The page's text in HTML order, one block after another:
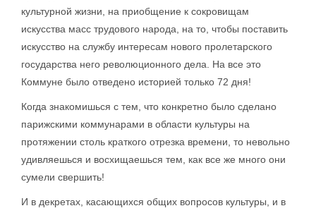
культурной жизни, на приобщение к сокровищам
искусства масс трудового народа, на то, чтобы поставить
искусство на службу интересам нового пролетарского
государства него революционного дела. На все это
Коммуне было отведено историей только 72 дня!
Когда знакомишься с тем, что конкретно было сделано
парижскими коммунарами в области культуры на
протяжении столь краткого отрезка времени, то невольно
удивляешься и восхищаешься тем, как все же много они
сумели свершить!
И в декретах, касающихся общих вопросов культуры, и в